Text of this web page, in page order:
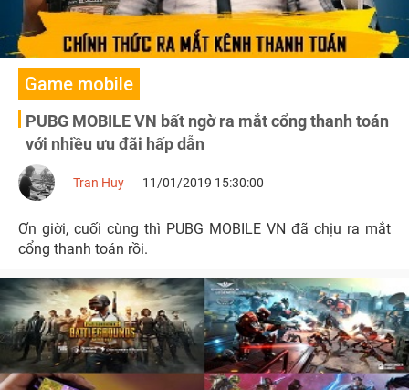
Game mobile
PUBG MOBILE VN bất ngờ ra mắt cổng thanh toán
với nhiều ưu đãi hấp dẫn
Ơn giời, cuối cùng thì PUBG MOBILE VN đã chịu ra mắt